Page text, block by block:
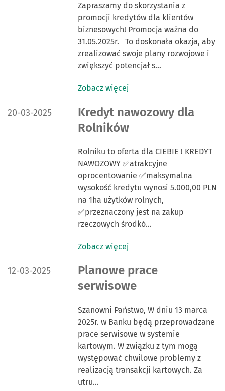
Zapraszamy do skorzystania z
promocji kredytów dla klientów
biznesowych! Promocja ważna do
31.05.2025r. To doskonała okazja, aby
zrealizować swoje plany rozwojowe i
zwiększyć potencjał s…
Zobacz więcej
DATA PUBLIKACJI:
20-03-2025
Kredyt nawozowy dla
Rolników
Rolniku to oferta dla CIEBIE ! KREDYT
NAWOZOWY ✅atrakcyjne
oprocentowanie ✅maksymalna
wysokość kredytu wynosi 5.000,00 PLN
na 1ha użytków rolnych,
✅przeznaczony jest na zakup
rzeczowych środkó…
Zobacz więcej
DATA PUBLIKACJI:
12-03-2025
Planowe prace
serwisowe
Szanowni Państwo, W dniu 13 marca
2025r. w Banku będą przeprowadzane
prace serwisowe w systemie
kartowym. W związku z tym mogą
występować chwilowe problemy z
realizacją transakcji kartowych. Za
utru…